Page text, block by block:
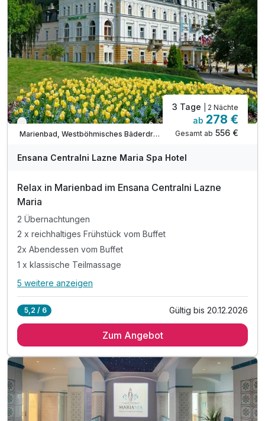
Verfügbar bis Dezember
Marienbad, Westböhmisches Bäderdreieck
3 Tage | 2 Nächte
ab 278 €
Gesamt ab 556 €
Ensana Centralni Lazne Maria Spa Hotel
Relax in Marienbad im Ensana Centralni Lazne
Maria
2 Übernachtungen
2 x reichhaltiges Frühstück vom Buffet
2x Abendessen vom Buffet
1 x klassische Teilmassage
Alle Inklusivleistungen
2 x reichhaltiges Frühstück vom Buffet
1 x klassische Teilmassage
1 x Mineralbad mit natürlichem CO2
1 x Paraffinbehandlung für Hände
inkl. Nutzung Pool und Sauna
5 weitere anzeigen
5,2 / 6 Gültig bis 20.12.2026
Zum Angebot